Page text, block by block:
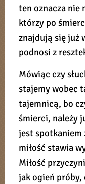
ten oznacza nie
którzy po
znajdują się już
podnosi z
Mówiąc czy
stajemy wobec
tajemnicą, bo
śmierci, należy
jest spotkaniem
miłość stawia
Miłość
jak ogień próby,